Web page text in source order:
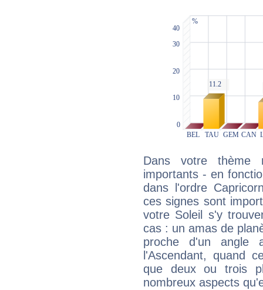
Dans votre thème
importants - en
dans l'ordre
ces signes sont
votre Soleil s'y
cas : un amas de
proche d'un
l'Ascendant, quand
que deux ou trois
nombreux aspects